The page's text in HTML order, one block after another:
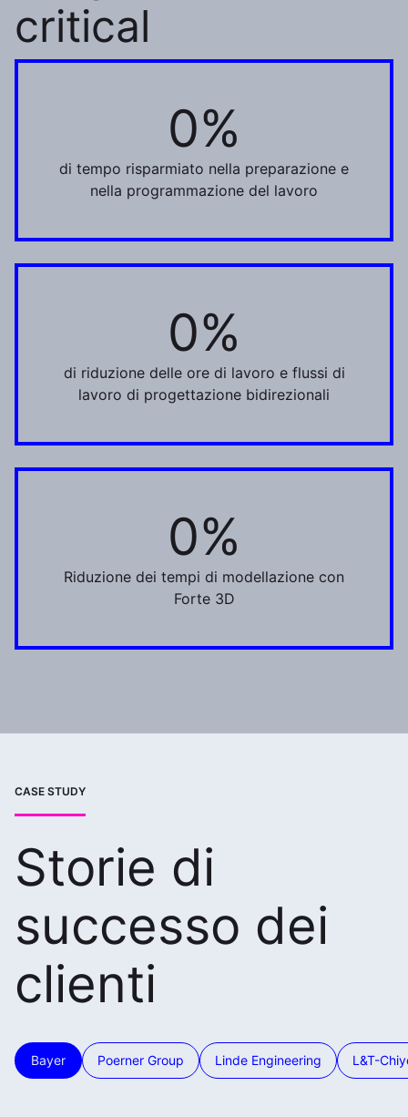
critical
0%
30%
di tempo risparmiato nella preparazione e
nella programmazione del lavoro
0%
22%
di riduzione delle ore di lavoro e flussi di
lavoro di progettazione bidirezionali
0%
75%
Riduzione dei tempi di modellazione con
Forte 3D
CASE STUDY
Storie di
successo dei
clienti
Bayer Poerner Group Linde Engineering L&T-